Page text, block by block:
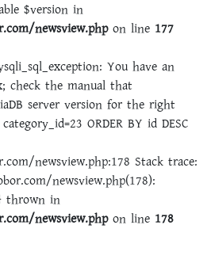
$version in
newsview.phpon line 177
You have an
check the manual that
server version for the right
ORDER BY id DESC
newsview.php:178 Stack trace:
newsview.php(178):
thrown in
newsview.phpon line 178